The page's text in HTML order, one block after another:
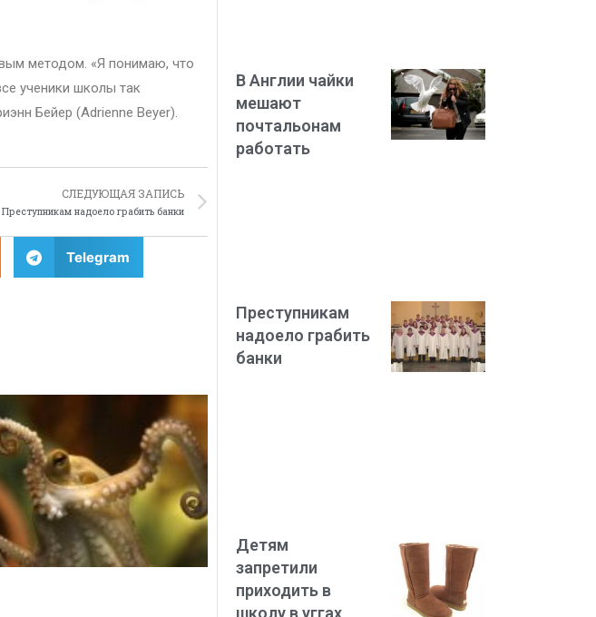
методом. «Я понимаю, что
ученики школы так
Бейер (Adrienne Beyer).
СЛЕДУЮЩАЯ ЗАПИСЬ
Преступникам надоело грабить банки
Telegram
В Англии чайки
мешают
почтальонам
работать
Преступникам
надоело грабить
банки
Детям
запретили
приходить в
школу в уггах